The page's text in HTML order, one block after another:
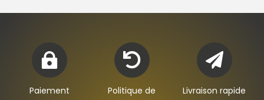

Paiement

Politique de

Livraison rapide